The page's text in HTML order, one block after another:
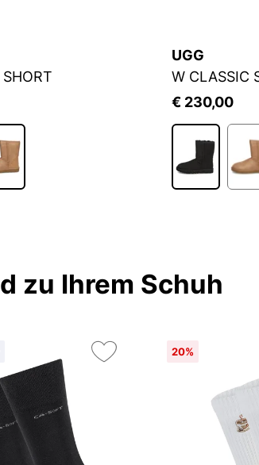
UGG
W CLASSIC
€ 230,00
zu Ihrem Schuh
20%